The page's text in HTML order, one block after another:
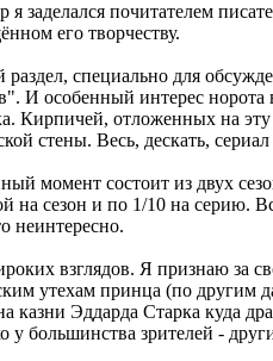
я заделался почитателем
его творчеству.
раздел, специально для
И особенный интерес норота
Кирпичей, отложенных на
стены. Весь, дескать,
момент состоит из двух
на сезон и по 1/10 на серию.
неинтересно.
взглядов. Я признаю за
утехам принца (по
казни Эддарда Старка куда
у большинства зрителей -